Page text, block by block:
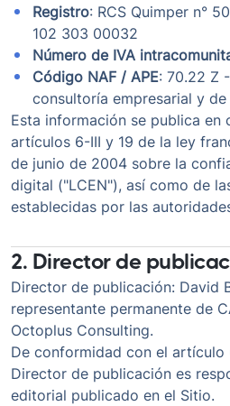
Registro: RCS Quimper n°
102 303 00032
Número de IVA
Código NAF / APE: 70.22 Z
consultoría empresarial y
Esta información se publica en
artículos 6-III y 19 de la ley
de junio de 2004 sobre la
digital ("LCEN"), así como de
establecidas por las
2. Director de
Director de publicación: David
representante permanente de
Octoplus Consulting.
De conformidad con el artículo
Director de publicación es
editorial publicado en el Sitio.